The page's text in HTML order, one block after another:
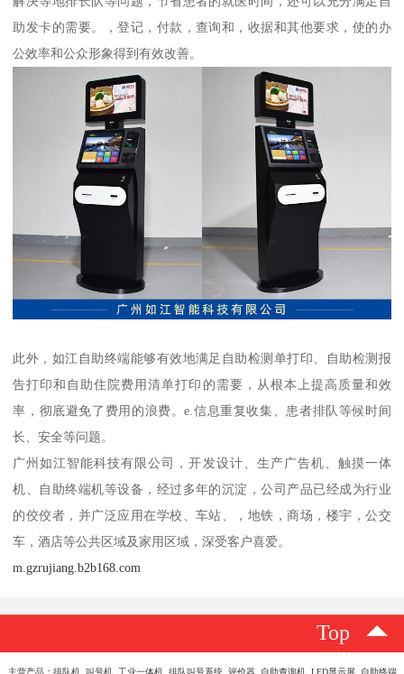
助发卡的需要。，登记，付款，查询和，收据和其他要求，使的办
公效率和公众形象得到有效改善。
此外，如江自助终端能够有效地满足自助检测单打印、自助检测报
告打印和自助住院费用清单打印的需要，从根本上提高质量和效
率，彻底避免了费用的浪费。e.信息重复收集、患者排队等候时间
长、安全等问题。
广州如江智能科技有限公司，开发设计、生产广告机、触摸一体
机、自助终端机等设备，经过多年的沉淀，公司产品已经成为行业
的佼佼者，并广泛应用在学校、车站、，地铁，商场，楼宇，公交
车，酒店等公共区域及家用区域，深受客户喜爱。
m.gzrujiang.b2b168.com
Top
主营产品：排队机 叫号机 工业一体机 排队叫号系统 评价器 自助查询机 LED显示屏 自助终端